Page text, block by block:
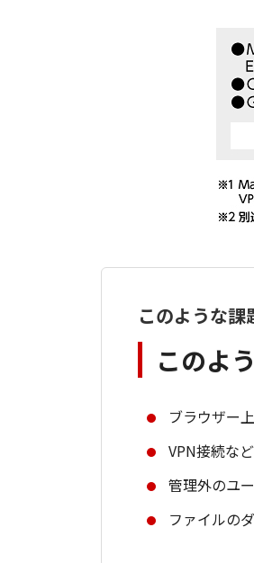
このような
このよ
ブラウザー
VPN接続な
管理外のユ
ファイルの